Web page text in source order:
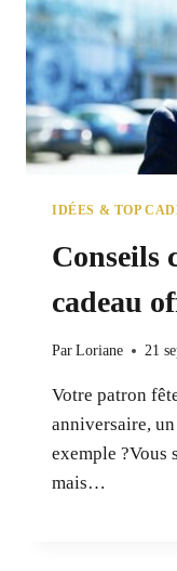
IDÉES & TOP
Conseils
cadeau
Par Loriane 21
Votre patron
anniversaire,
exemple ?Vous
mais…